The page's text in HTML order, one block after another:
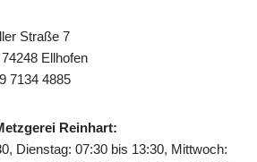
Straße 7
Ellhofen
7134 4885
Reinhart:
Dienstag: 07:30 bis 13:30, Mittwoch: